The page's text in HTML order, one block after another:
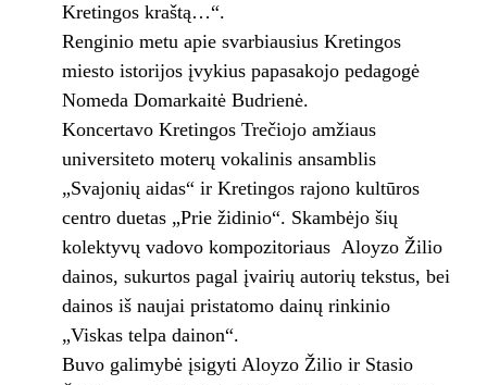
Kretingos kraštą…“.
Renginio metu apie svarbiausius Kretingos
miesto istorijos įvykius papasakojo pedagogė
Nomeda Domarkaitė Budrienė.
Koncertavo Kretingos Trečiojo amžiaus
universiteto moterų vokalinis ansamblis
„Svajonių aidas“ ir Kretingos rajono kultūros
centro duetas „Prie židinio“. Skambėjo šių
kolektyvų vadovo kompozitoriaus Aloyzo Žilio
dainos, sukurtos pagal įvairių autorių tekstus, bei
dainos iš naujai pristatomo dainų rinkinio
„Viskas telpa dainon“.
Buvo galimybė įsigyti Aloyzo Žilio ir Stasio